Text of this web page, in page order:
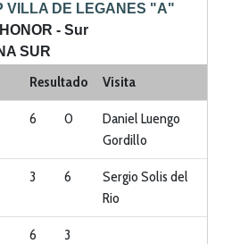
VILLA DE LEGANES "A"
- Sur
SUR
Resultado Visita
6 0
Daniel Luengo
Gordillo
3 6
Sergio Solis del
Rio
6 3